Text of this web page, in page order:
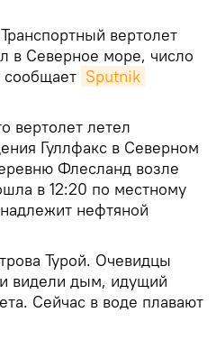
Транспортный вертолет
в Северное море, число
сообщает Sputnik
вертолет летел
Гуллфакс в Северном
Флесланд возле
в 12:20 по местному
нефтяной
Турой. Очевидцы
видели дым, идущий
Сейчас в воде плавают